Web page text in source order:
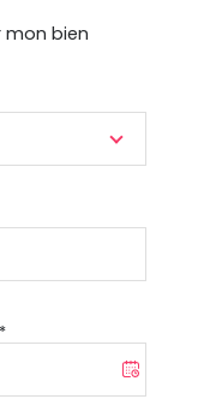
mon bien